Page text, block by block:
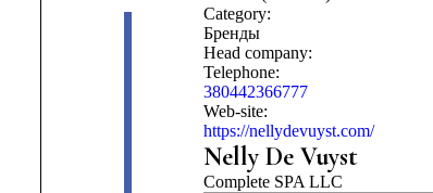
Category:
Бренды
Head company:
Telephone:
380442366777
Web-site:
https://nellydevuyst.com/
Nelly De Vuyst
Complete SPA LLC